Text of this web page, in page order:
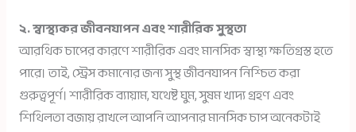
২. স্বাস্থ্যকর জীবনযাপন এবং শারীরিক সুস্থতা
আরথিক চাপের কারণে শারীরিক এবং মানসিক স্বাস্থ্য ক্ষতিগ্রস্ত হতে
পারে। তাই, স্ট্রেস কমানোর জন্য সুস্থ জীবনযাপন নিশ্চিত করা
গুরুত্বপূর্ণ। শারীরিক ব্যায়াম, যথেষ্ট ঘুম, সুষম খাদ্য গ্রহণ এবং
শিথিলতা বজায় রাখলে আপনি আপনার মানসিক চাপ অনেকটাই